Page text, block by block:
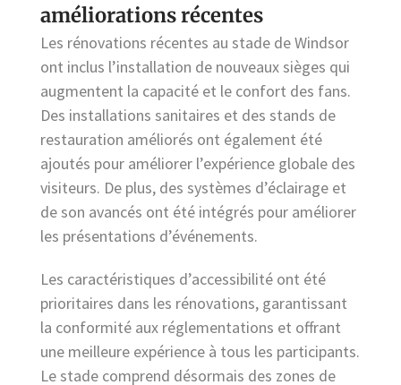
améliorations récentes
Les rénovations récentes au stade de Windsor
ont inclus l’installation de nouveaux sièges qui
augmentent la capacité et le confort des fans.
Des installations sanitaires et des stands de
restauration améliorés ont également été
ajoutés pour améliorer l’expérience globale des
visiteurs. De plus, des systèmes d’éclairage et
de son avancés ont été intégrés pour améliorer
les présentations d’événements.
Les caractéristiques d’accessibilité ont été
prioritaires dans les rénovations, garantissant
la conformité aux réglementations et offrant
une meilleure expérience à tous les participants.
Le stade comprend désormais des zones de